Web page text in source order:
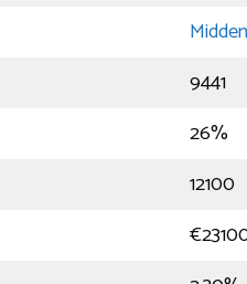
9441
26%
12100